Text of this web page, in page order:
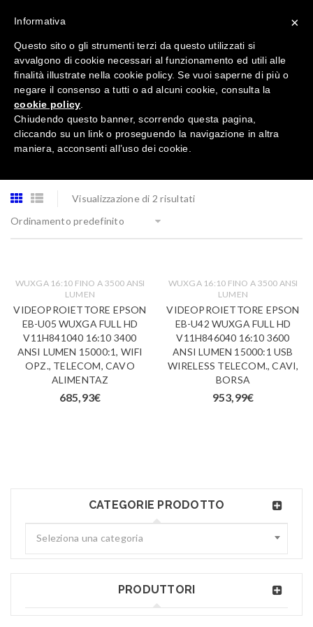
Tutte le categorie
CATEGORIE PRODOTTO
Seleziona una categoria
PRODUTTORI
Visualizzazione di 2 risultati
Ordinamento predefinito
WUXGA 16:10 FINO A 3500 ANSI
LUMEN
VIDEOPROIETTORE EPSON
EB-U05 WUXGA FULL HD
V11H841040 16:10 3400
ANSI LUMEN 15000:1, WIFI
OPZ., TELECOM, CAVO
ALIMENTAZ
685,93€
WUXGA 16:10 FINO A 3500 ANSI
LUMEN
VIDEOPROIETTORE EPSON
EB-U42 WUXGA FULL HD
V11H846040 16:10 3600
ANSI LUMEN 15000:1 USB
WIRELESS TELECOM., CAVI,
BORSA
953,99€
×
Informativa
Questo sito o gli strumenti terzi da questo utilizzati si
avvalgono di cookie necessari al funzionamento ed utili alle
finalità illustrate nella cookie policy. Se vuoi saperne di più o
negare il consenso a tutti o ad alcuni cookie, consulta la
cookie policy
Chiudendo questo banner, scorrendo questa pagina,
cliccando su un link o proseguendo la navigazione in altra
maniera, acconsenti all’uso dei cookie.